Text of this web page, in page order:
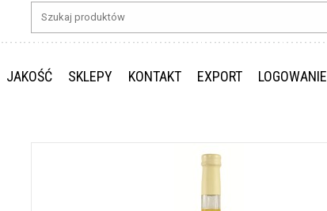
JAKOŚĆ SKLEPY KONTAKT EXPORT LOGOWANIE